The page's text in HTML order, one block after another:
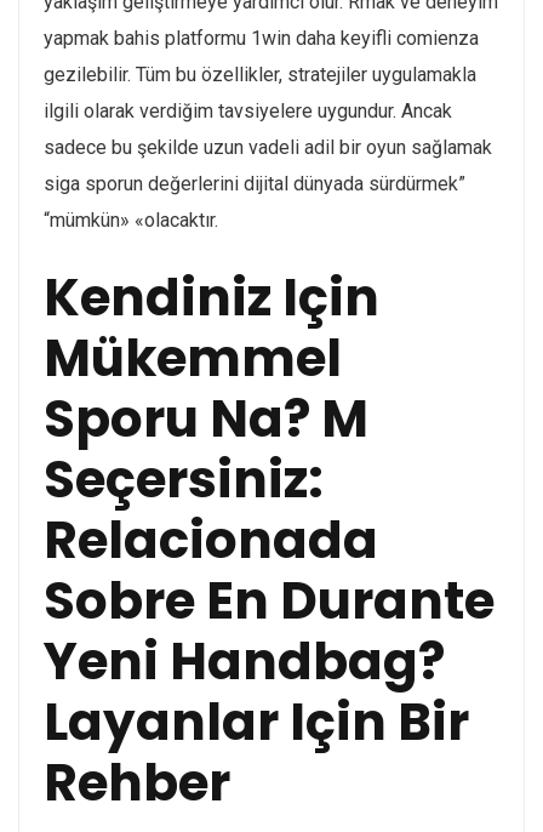
yapmak bahis platformu 1win daha keyifli comienza
gezilebilir. Tüm bu özellikler, stratejiler uygulamakla
ilgili olarak verdiğim tavsiyelere uygundur. Ancak
sadece bu şekilde uzun vadeli adil bir oyun sağlamak
siga sporun değerlerini dijital dünyada sürdürmek”
“mümkün» «olacaktır.
Kendiniz Için
Mükemmel
Sporu Na? M
Seçersiniz:
Relacionada
Sobre En Durante
Yeni Handbag?
Layanlar Için Bir
Rehber